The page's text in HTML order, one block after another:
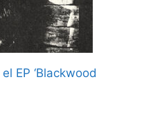
EP ‘Blackwood